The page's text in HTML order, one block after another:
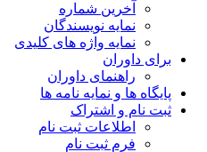
آخرین شماره
نمایه نویسندگان
نمایه واژه های کلیدی
برای داوران
راهنمای داوران
پایگاه ها و نمایه نامه ها
ثبت نام و اشتراک
اطلاعات ثبت نام
فرم ثبت نام